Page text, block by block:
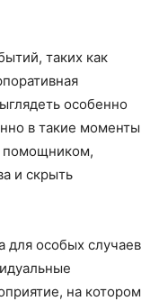
таких как
особенно
в такие моменты
помощником,
и скрыть
для особых случаев
на котором